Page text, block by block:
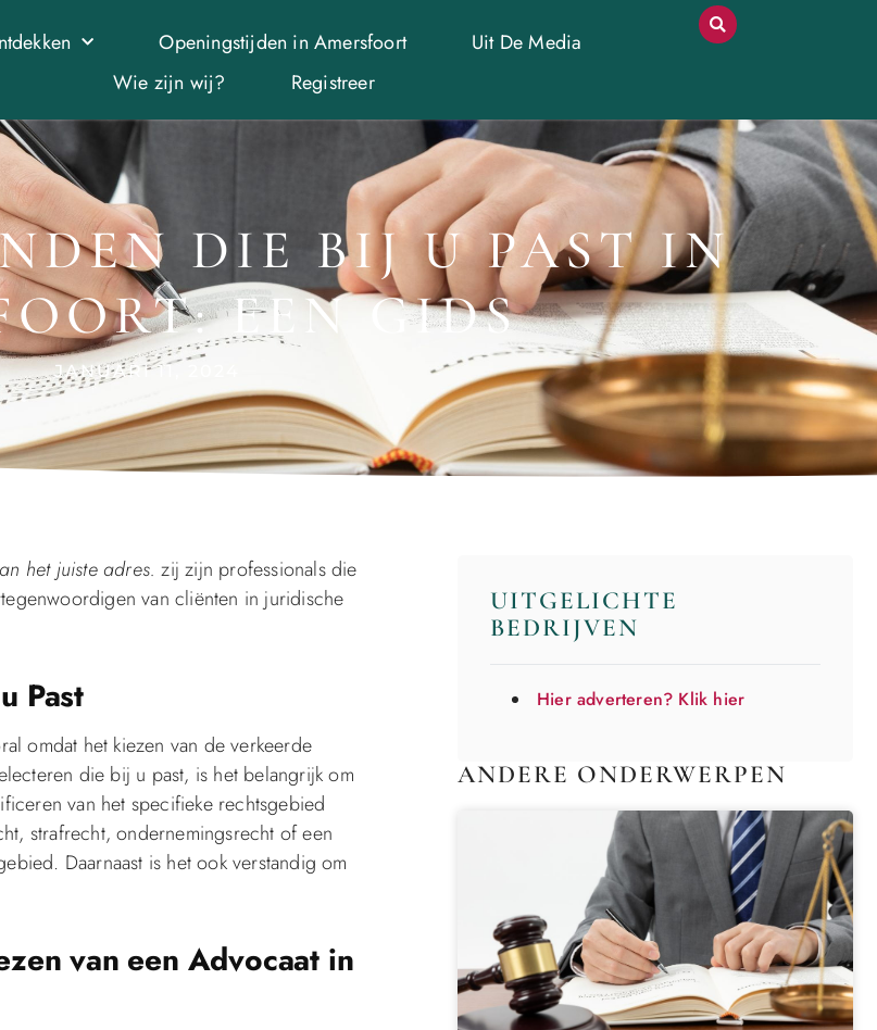
Openingstijden in Amersfoort
Uit De Media
Wie zijn wij?
Registreer
DIE BIJ U PAST IN
EEN GIDS
JANUARI 11, 2024
het juiste adres. zij zijn professionals die
van cliënten in juridische
Past
omdat het kiezen van de verkeerde
die bij u past, is het belangrijk om
van het specifieke rechtsgebied
strafrecht, ondernemingsrecht of een
Daarnaast is het ook verstandig om
van een Advocaat in
UITGELICHTE
BEDRIJVEN
Hier adverteren? Klik hier
ANDERE ONDERWERPEN